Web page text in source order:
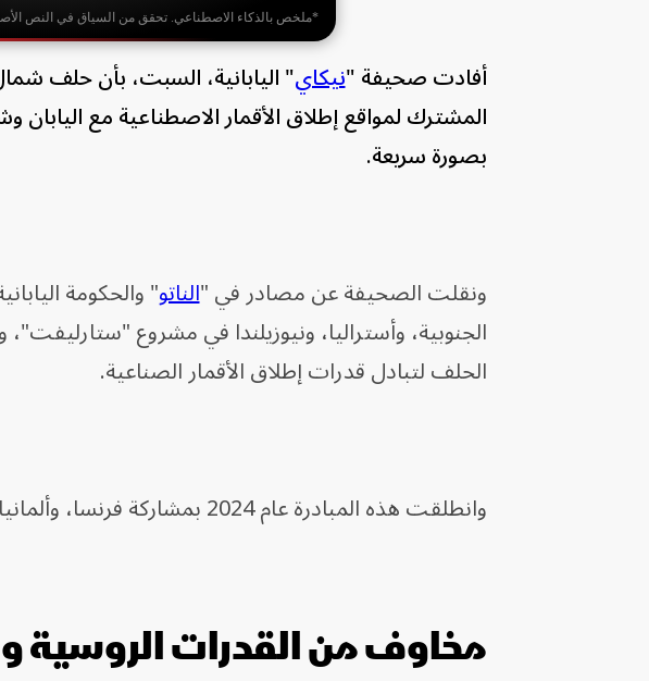
*ملخص بالذكاء الاصطناعي. تحقق من السياق في النص
أفادت صحيفة "نيكاي" اليابانية، السبت، بأن حلف
المشترك لمواقع إطلاق الأقمار الاصطناعية مع اليابان
بصورة سريعة.
ونقلت الصحيفة عن مصادر في "الناتو" والحكومة
الحلف لتبادل قدرات إطلاق الأقمار الصناعية.
وانطلقت هذه المبادرة عام 2024 بمشاركة فرنسا، وألمانيا، وإيطاليا.
مخاوف من القدرات الروسية